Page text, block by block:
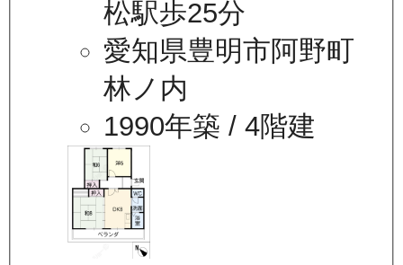
松駅歩25分
愛知県豊明市阿野町
林ノ内
1990年築 / 4階建